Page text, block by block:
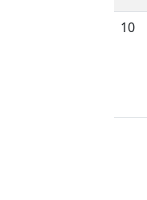
10